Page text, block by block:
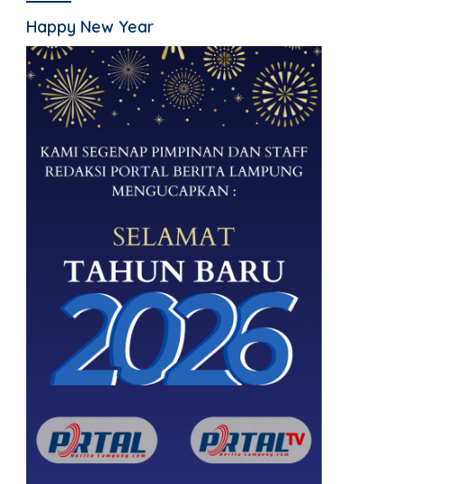
Happy New Year